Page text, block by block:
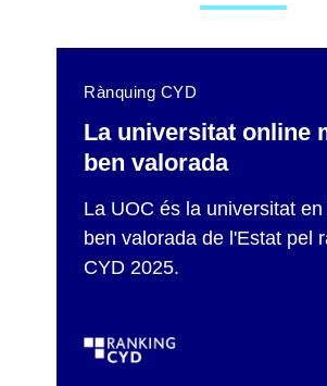
Rànquing CYD
La universitat online
ben valorada
La UOC és la universitat
ben valorada de l'Estat pel
CYD 2025.